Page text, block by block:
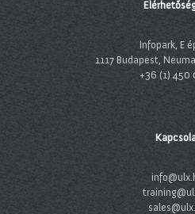
Infopark, E
1117 Budapest,
+36 (1) 450